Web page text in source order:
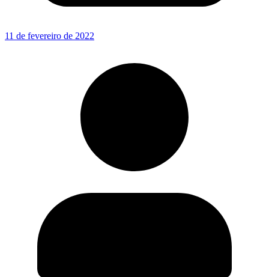
11 de fevereiro de 2022